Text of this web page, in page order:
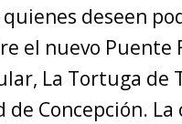
deseen
el nuevo Puente
La Tortuga de
Concepción.